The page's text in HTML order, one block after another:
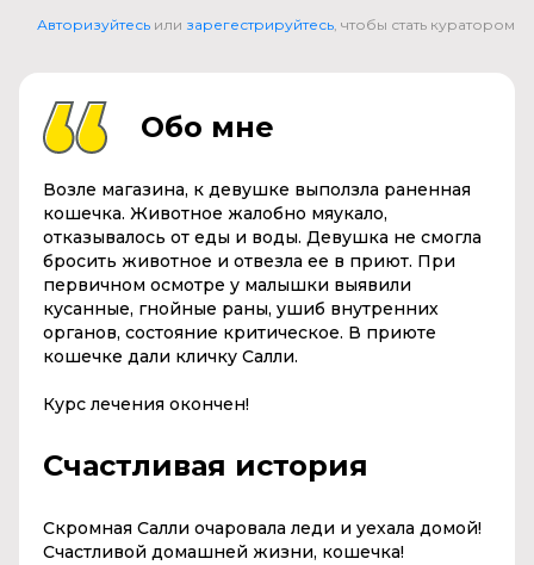
Авторизуйтесь или зарегестрируйтесь , чтобы стать куратором
Обо мне
Возле магазина, к девушке выползла раненная
кошечка. Животное жалобно мяукало,
отказывалось от еды и воды. Девушка не смогла
бросить животное и отвезла ее в приют. При
первичном осмотре у малышки выявили
кусанные, гнойные раны, ушиб внутренних
органов, состояние критическое. В приюте
кошечке дали кличку Салли.
Курс лечения окончен!
Счастливая история
Скромная Салли очаровала леди и уехала домой!
Счастливой домашней жизни, кошечка!